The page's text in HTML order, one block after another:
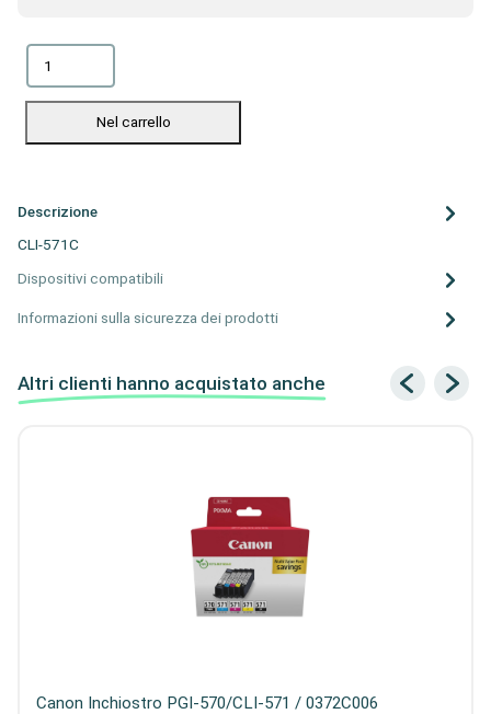
Nel carrello
Descrizione
CLI-571C
Dispositivi compatibili
Informazioni sulla sicurezza dei prodotti
Altri clienti hanno acquistato anche
Canon Inchiostro PGI-570/CLI-571 / 0372C006